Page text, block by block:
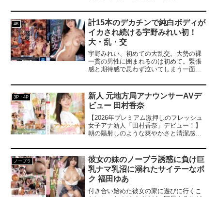
4K
計15本のデカチンで純白ボディが
イカされ続ける宇野みれい初！
大・乱・交
宇野みれい、初めての大乱交。大勢の裸
一貫の男性に囲まれるのは初めて。緊張
感と期待感で思わず泣いてしまう一面
してもなおエンドレスピストン純白ボデ
ィをザーメンまみれにされながら圧倒的
な快感に覚醒アクメ人生で一番イカされ
まくり放心状態撮影が始まる前の余裕が
みえる笑顔と撮影終了後の力尽きた表情
のギャップから大乱交の凄まじさが伺え
ます。宇野みれい久々の絶頂アクメ作
品、やっぱり抜けます！-------------------------
---------------------------------------------【プレゼ
ントキャンペーン概要】2024年12月13日
（金）10:00 ～ 2025年01月24日（金）
10:00の間にキャンペーンにエントリー＆
【50％OFFセール第○弾】の表記がついた
動画をプレゼント。購入点数やエントリ
3P・4P
新人 元地方局アナウンサーAVデ
ビュー 田村香奈
【2026年プレミアム激押しのフレッシュ
女子アナ新人「田村香奈」デビュー！】
朝の陽射しのような爽やかさと清潔感。
感。話せば話すほど感じる上品さ。けど
チラ見えするスケベさ…こんな女子アナ
さんがなぜAVに！？白い肌と170cmの長
身。ナチュラルに生えそろったマン毛。
ツンと程よく主張している乳首。25歳で
初体験。経験人数は元カレの1人だけ…
「アナウンサーをしていた時は恋愛のこ
ノーブラ
彼女の妹のノーブラ誘惑に負け巨
乳ナマ乳沼に溺れたサイテーなボ
ク 福田ゆあ
付き合い始めた彼女の家に遊びに行くこ